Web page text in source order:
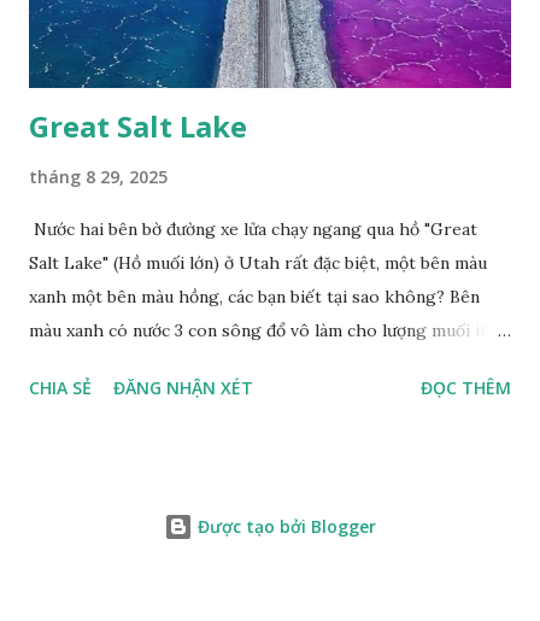
Great Salt Lake
tháng 8 29, 2025
Nước hai bên bờ đường xe lửa chạy ngang qua hồ "Great
Salt Lake" (Hồ muối lớn) ở Utah rất đặc biệt, một bên màu
xanh một bên màu hồng, các bạn biết tại sao không? Bên
màu xanh có nước 3 con sông đổ vô làm cho lượng muối ít,
biển, nhiều sinh vật thích muối sống ở đây, tạo nên màu
CHIA SẺ ĐĂNG NHẬN XÉT ĐỌC THÊM
Được tạo bởi Blogger